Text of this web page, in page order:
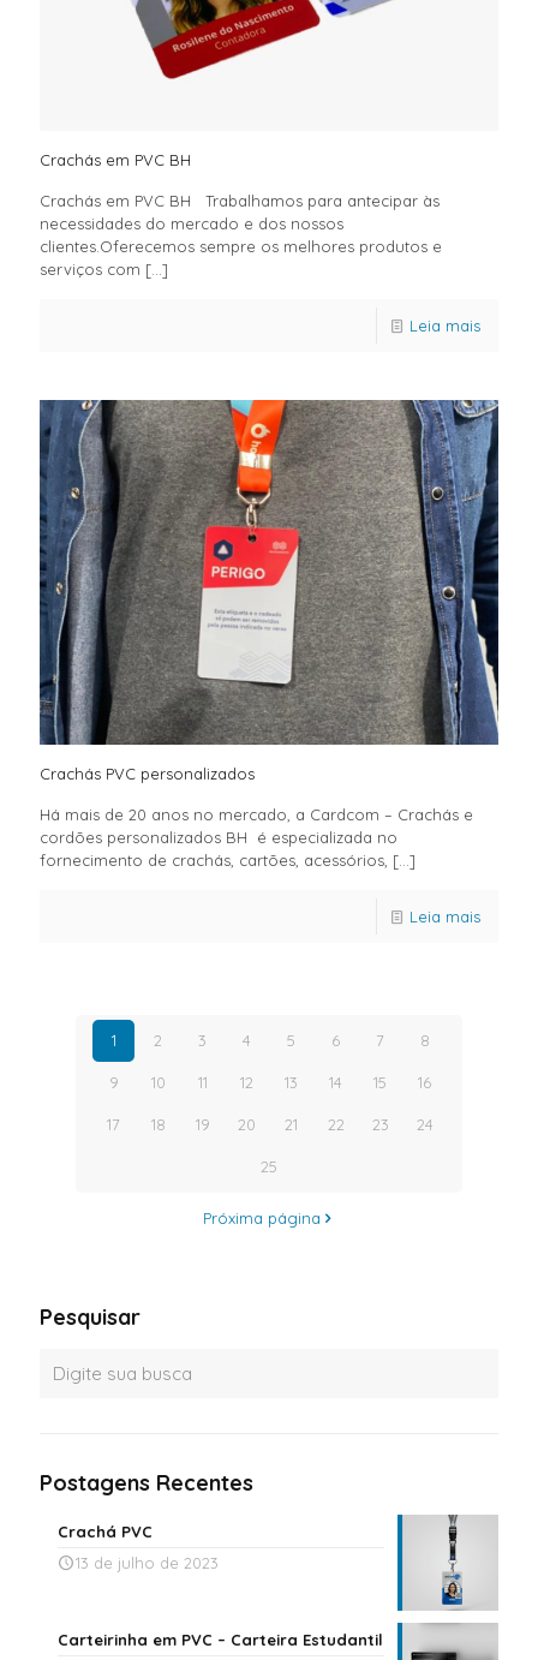
Crachás em PVC BH
Crachás em PVC BH Trabalhamos para antecipar às
necessidades do mercado e dos nossos
clientes.Oferecemos sempre os melhores produtos e
serviços com […]
Leia mais
Crachás PVC personalizados
Há mais de 20 anos no mercado, a Cardcom – Crachás e
cordões personalizados BH é especializada no
fornecimento de crachás, cartões, acessórios, […]
Leia mais
1 2 3 4 5 6 7 8
9 10 11 12 13 14 15 16
17 18 19 20 21 22 23 24
25
Próxima página
Pesquisar
Postagens Recentes
Crachá PVC
13 de julho de 2023
Carteirinha em PVC – Carteira Estudantil